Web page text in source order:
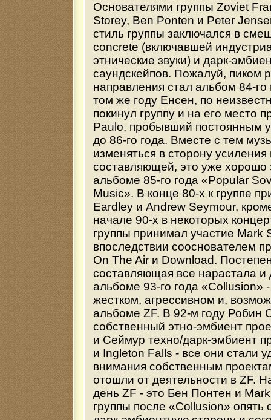
Основателями группы Zoviet
Storey, Ben Ponten и Peter
стиль группы заключался в
concrete (включавшей
этнические звуки) и дарк-
саундскейпов. Пожалуй, пиком
направления стал альбом 84-
том же году Енсен, по
покинул группу и на его место
Paulo, пробывший постоянным
до 86-го года. Вместе с тем
изменяться в сторону усиления
составляющей, это уже хорошо
альбоме 85-го года «Popular
Music». В конце 80-х к группе
Eardley и Andrew Seymour,
начале 90-х в некоторых
группы принимал участие Mark
впоследствии сооснователем
On The Air и Download.
составляющая все нарастала и
альбоме 93-го года «Collusion»
жестком, агрессивном и,
альбоме ZF. В 92-м году Робин
собственный этно-эмбиент
и Сеймур техно/дарк-эмбиент
и Ingleton Falls - все они стали
внимания собственным
отошли от деятельности в ZF.
день ZF - это Бен Понтен и
группы после «Collusion» опять